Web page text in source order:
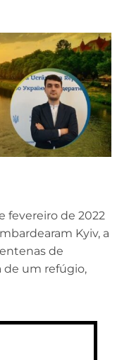
fevereiro de 2022
Kyiv, a
de
de um refúgio,